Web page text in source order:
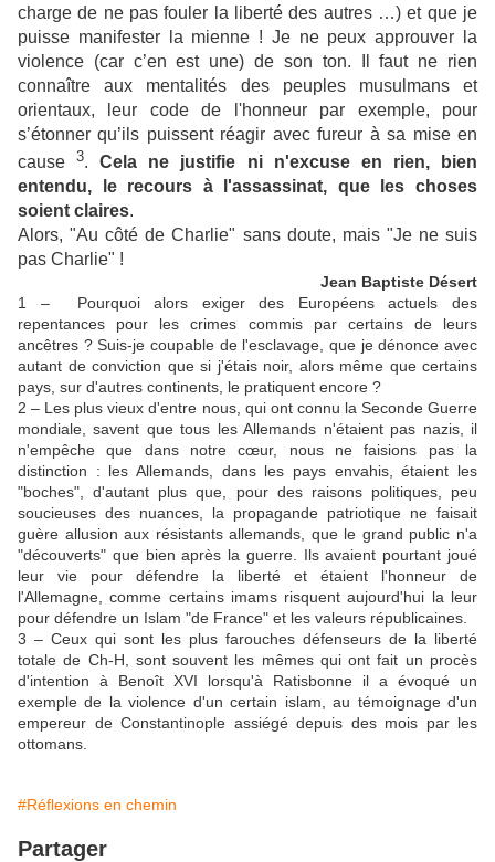
charge de ne pas fouler la liberté des autres …) et que je
puisse manifester la mienne ! Je ne peux approuver la
violence (car c’en est une) de son ton. Il faut ne rien
connaître aux mentalités des peuples musulmans et
orientaux, leur code de l'honneur par exemple, pour
s’étonner qu’ils puissent réagir avec fureur à sa mise en
cause 3.Cela ne justifie ni n'excuse en rien, bien
entendu, le recours à l'assassinat, que les choses
soient claires.
Alors, "Au côté de Charlie" sans doute, mais "Je ne suis
pas Charlie" !
Jean Baptiste Désert
1 – Pourquoi alors exiger des Européens actuels des
repentances pour les crimes commis par certains de leurs
ancêtres ? Suis-je coupable de l'esclavage, que je dénonce avec
autant de conviction que si j'étais noir, alors même que certains
pays, sur d'autres continents, le pratiquent encore ?
2 – Les plus vieux d'entre nous, qui ont connu la Seconde Guerre
mondiale, savent que tous les Allemands n'étaient pas nazis, il
n'empêche que dans notre cœur, nous ne faisions pas la
distinction : les Allemands, dans les pays envahis, étaient les
"boches", d'autant plus que, pour des raisons politiques, peu
soucieuses des nuances, la propagande patriotique ne faisait
guère allusion aux résistants allemands, que le grand public n'a
"découverts" que bien après la guerre. Ils avaient pourtant joué
leur vie pour défendre la liberté et étaient l'honneur de
l'Allemagne, comme certains imams risquent aujourd'hui la leur
pour défendre un Islam "de France" et les valeurs républicaines.
3 – Ceux qui sont les plus farouches défenseurs de la liberté
totale de Ch-H, sont souvent les mêmes qui ont fait un procès
d'intention à Benoît XVI lorsqu'à Ratisbonne il a évoqué un
exemple de la violence d'un certain islam, au témoignage d'un
empereur de Constantinople assiégé depuis des mois par les
ottomans.
#Réflexions en chemin
Partager